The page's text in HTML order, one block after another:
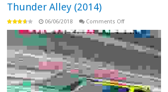
Thunder Alley (2014)
06/06/2018 Comments Offon
Alley
(2014)